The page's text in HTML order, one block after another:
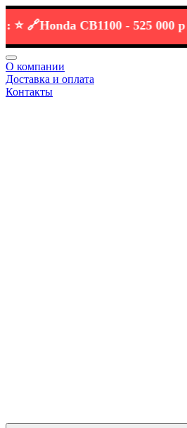
Honda CB1100 -525 000 р 💰
О компании
Доставка и оплата
Контакты